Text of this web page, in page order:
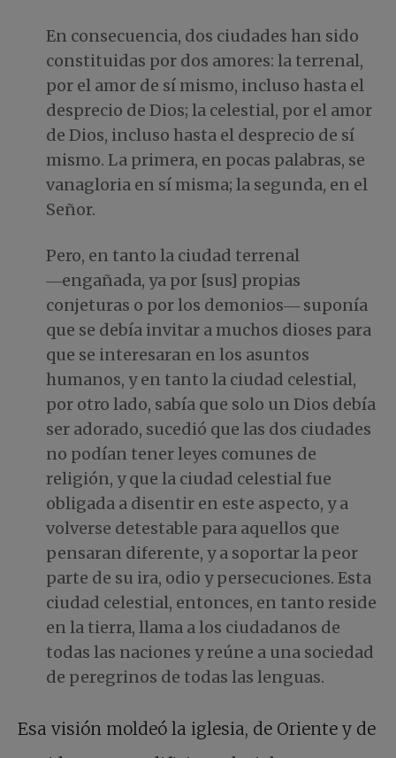
En consecuencia, dos ciudades han sido
constituidas por dos amores: la terrenal,
por el amor de sí mismo, incluso hasta el
desprecio de Dios; la celestial, por el amor
de Dios, incluso hasta el desprecio de sí
mismo. La primera, en pocas palabras, se
vanagloria en sí misma; la segunda, en el
Señor.
Pero, en tanto la ciudad terrenal
―engañada, ya por [sus] propias
conjeturas o por los demonios― suponía
que se debía invitar a muchos dioses para
que se interesaran en los asuntos
humanos, y en tanto la ciudad celestial,
por otro lado, sabía que solo un Dios debía
ser adorado, sucedió que las dos ciudades
no podían tener leyes comunes de
religión, y que la ciudad celestial fue
obligada a disentir en este aspecto, y a
volverse detestable para aquellos que
pensaran diferente, y a soportar la peor
parte de su ira, odio y persecuciones. Esta
ciudad celestial, entonces, en tanto reside
en la tierra, llama a los ciudadanos de
todas las naciones y reúne a una sociedad
de peregrinos de todas las lenguas.
Esa visión moldeó la iglesia, de Oriente y de